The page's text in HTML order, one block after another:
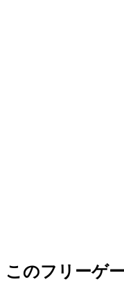
このフリーゲ